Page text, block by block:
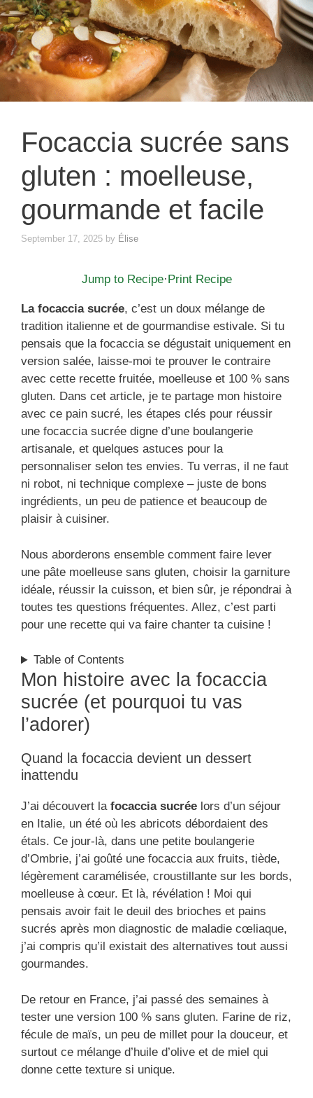
Focaccia sucrée sans
gluten : moelleuse,
gourmande et facile
September 17, 2025 by Élise
Jump to Recipe· Print Recipe
La focaccia sucrée, c’est un doux mélange de
tradition italienne et de gourmandise estivale. Si tu
pensais que la focaccia se dégustait uniquement en
version salée, laisse-moi te prouver le contraire
avec cette recette fruitée, moelleuse et 100 % sans
gluten. Dans cet article, je te partage mon histoire
avec ce pain sucré, les étapes clés pour réussir
une focaccia sucrée digne d’une boulangerie
artisanale, et quelques astuces pour la
personnaliser selon tes envies. Tu verras, il ne faut
ni robot, ni technique complexe – juste de bons
ingrédients, un peu de patience et beaucoup de
plaisir à cuisiner.
Nous aborderons ensemble comment faire lever
une pâte moelleuse sans gluten, choisir la garniture
idéale, réussir la cuisson, et bien sûr, je répondrai à
toutes tes questions fréquentes. Allez, c’est parti
pour une recette qui va faire chanter ta cuisine !
Table of Contents
Mon histoire avec la focaccia
sucrée (et pourquoi tu vas
l’adorer)
Quand la focaccia devient un dessert
inattendu
J’ai découvert la focaccia sucrée lors d’un séjour
en Italie, un été où les abricots débordaient des
étals. Ce jour-là, dans une petite boulangerie
d’Ombrie, j’ai goûté une focaccia aux fruits, tiède,
légèrement caramélisée, croustillante sur les bords,
moelleuse à cœur. Et là, révélation ! Moi qui
pensais avoir fait le deuil des brioches et pains
sucrés après mon diagnostic de maladie cœliaque,
j’ai compris qu’il existait des alternatives tout aussi
gourmandes.
De retour en France, j’ai passé des semaines à
tester une version 100 % sans gluten. Farine de riz,
fécule de maïs, un peu de millet pour la douceur, et
surtout ce mélange d’huile d’olive et de miel qui
donne cette texture si unique.